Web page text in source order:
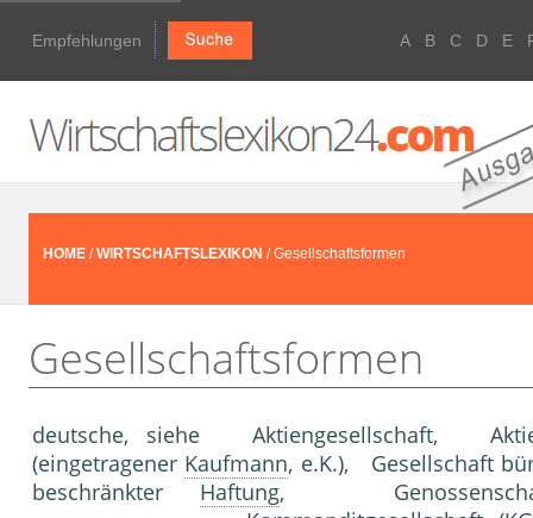
Empfehlungen A B C D E
HOME /WIRTSCHAFTSLEXIKON / Gesellschaftsformen
Gesellschaftsformen
deutsche, siehe Aktiengesellschaft,
(eingetrage­ner Kaufmann, e.K.), Gesellschaft
beschränkter Haftung,